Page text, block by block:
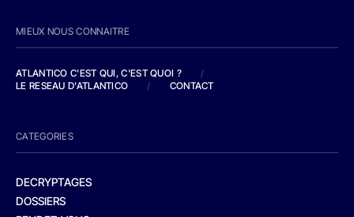
MIEUX NOUS CONNAITRE
ATLANTICO C'EST QUI, C'EST QUOI ?
/
LE RESEAU D'ATLANTICO
/ CONTACT
CATEGORIES
DECRYPTAGES
DOSSIERS